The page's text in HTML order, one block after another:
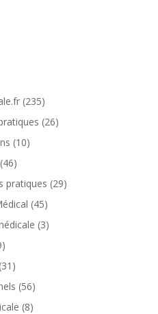
(235)
(26)
(10)
(46)
pratiques (29)
(45)
(3)
(31)
(56)
(8)